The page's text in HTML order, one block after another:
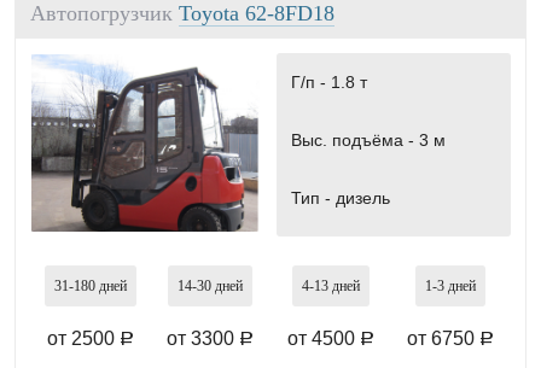
Автопогрузчик Toyota 62-8FD18
Г/п - 1.8 т
Выс. подъёма - 3 м
Тип - дизель
31-180 дней
от 2500 a
14-30 дней
от 3300 a
4-13 дней
от 4500 a
1-3 дней
от 6750 a